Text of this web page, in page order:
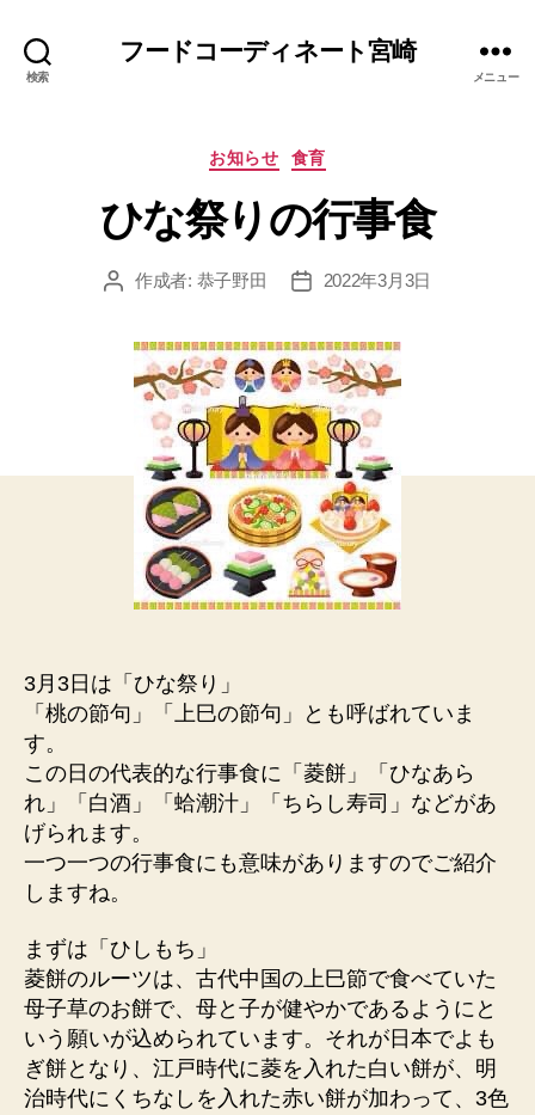
検索
フードコーディネート宮崎
メニュー
カ
ゴ
リ
お知らせ 食育
ひな祭りの行事食
投 作成者: 恭子野田
投
2022年3月3日
3月3日は「ひな祭り」
「桃の節句」「上巳の節句」とも呼ばれていま
す。
この日の代表的な行事食に「菱餅」「ひなあら
れ」「白酒」「蛤潮汁」「ちらし寿司」などがあ
げられます。
一つ一つの行事食にも意味がありますのでご紹介
しますね。
まずは「ひしもち」
菱餅のルーツは、古代中国の上巳節で食べていた
母子草のお餅で、母と子が健やかであるようにと
いう願いが込められています。それが日本でよも
ぎ餅となり、江戸時代に菱を入れた白い餅が、明
治時代にくちなしを入れた赤い餅が加わって、3色